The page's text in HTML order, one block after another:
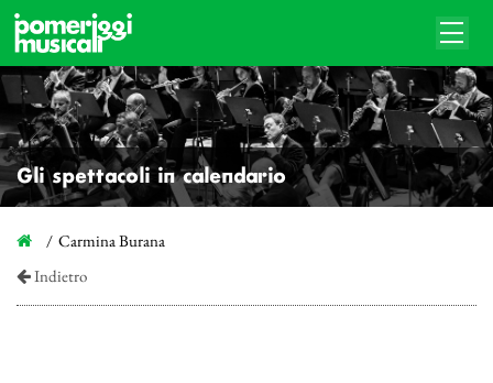
Gli spettacoli in calendario
Carmina Burana
Indietro